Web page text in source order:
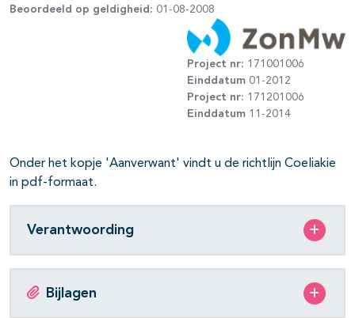
Beoordeeld op geldigheid: 01-08-2008
Project nr: 171001006
Einddatum 01-2012
Project nr: 171201006
Einddatum 11-2014
Onder het kopje 'Aanverwant' vindt u de richtlijn Coeliakie
in pdf-formaat.
Verantwoording
Bijlagen